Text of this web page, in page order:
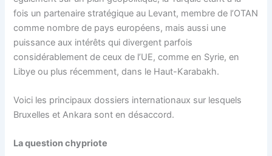
fois un partenaire stratégique au Levant, membre de l’OTAN
comme nombre de pays européens, mais aussi une
puissance aux intérêts qui divergent parfois
considérablement de ceux de l’UE, comme en Syrie, en
Libye ou plus récemment, dans le Haut-Karabakh.
Voici les principaux dossiers internationaux sur lesquels
Bruxelles et Ankara sont en désaccord.
La question chypriote